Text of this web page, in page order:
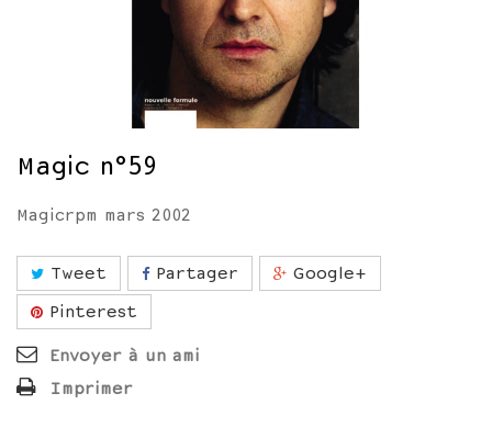
Magic n°59
Magicrpm mars 2002
Tweet Partager
Google+
Pinterest
Envoyer à un ami
Imprimer